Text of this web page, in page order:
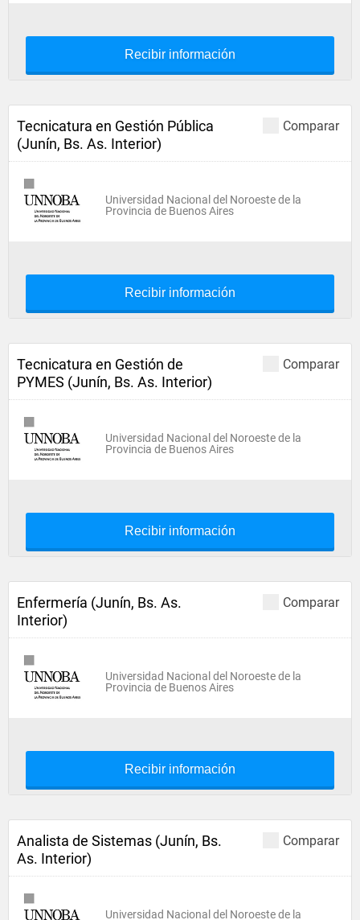
Recibir información
Comparar
Tecnicatura en Gestión Pública
(Junín, Bs. As. Interior)
Universidad Nacional del Noroeste de la
Provincia de Buenos Aires
Recibir información
Comparar
Tecnicatura en Gestión de
PYMES (Junín, Bs. As. Interior)
Universidad Nacional del Noroeste de la
Provincia de Buenos Aires
Recibir información
Comparar
Enfermería (Junín, Bs. As.
Interior)
Universidad Nacional del Noroeste de la
Provincia de Buenos Aires
Recibir información
Comparar
Analista de Sistemas (Junín, Bs.
As. Interior)
Universidad Nacional del Noroeste de la